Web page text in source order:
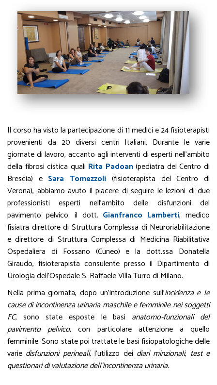
Il corso ha visto la partecipazione di 11 medici e 24 fisioterapisti
provenienti da 20 diversi centri Italiani. Durante le varie
giornate di lavoro, accanto agli interventi di esperti nell’ambito
della fibrosi cistica quali Rita Padoan(pediatra del Centro di
Brescia) e Sara Tomezzoli (fisioterapista del Centro di
Verona), abbiamo avuto il piacere di seguire le lezioni di due
professionisti esperti nell’ambito delle disfunzioni del
pavimento pelvico: il dott. Gianfranco Lamberti, medico
fisiatra direttore di Struttura Complessa di Neuroriabilitazione
e direttore di Struttura Complessa di Medicina Riabilitativa
Ospedaliera di Fossano (Cuneo) e la dott.ssa Donatella
Giraudo, fisioterapista consulente presso il Dipartimento di
Urologia dell’Ospedale S. Raffaele Villa Turro di Milano.
Nella prima giornata, dopo un’introduzione sull’incidenza e le
cause di incontinenza urinaria maschile e femminile nei soggetti
FC, sono state esposte le basi anatomo-funzionali del
pavimento pelvico, con particolare attenzione a quello
femminile. Sono state poi trattate le basi fisiopatologiche delle
varie disfunzioni perineali, l’utilizzo dei diari minzionali, test e
questionari di valutazione dell’incontinenza urinaria.